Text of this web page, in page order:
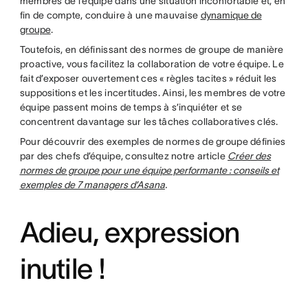
fin de compte, conduire à une mauvaise dynamique de
groupe.
Toutefois, en définissant des normes de groupe de manière
proactive, vous facilitez la collaboration de votre équipe. Le
fait d’exposer ouvertement ces « règles tacites » réduit les
suppositions et les incertitudes. Ainsi, les membres de votre
équipe passent moins de temps à s’inquiéter et se
concentrent davantage sur les tâches collaboratives clés.
Pour découvrir des exemples de normes de groupe définies
par des chefs d’équipe, consultez notre article Créer des
normes de groupe pour une équipe performante : conseils et
exemples de 7 managers d’Asana.
Adieu, expression
inutile !